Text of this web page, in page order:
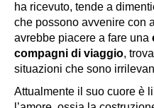
ha ricevuto, tende a
che possono avvenire con
avrebbe piacere a fare una
compagni di viaggio,
situazioni che sono
Attualmente il suo cuore è